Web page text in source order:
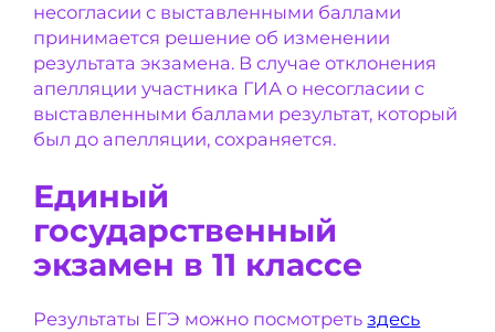
несогласии с выставленными баллами
принимается решение об изменении
результата экзамена. В случае отклонения
апелляции участника ГИА о несогласии с
выставленными баллами результат, который
был до апелляции, сохраняется.
Единый
государственный
экзамен в 11 классе
Результаты ЕГЭ можно посмотретьздесь